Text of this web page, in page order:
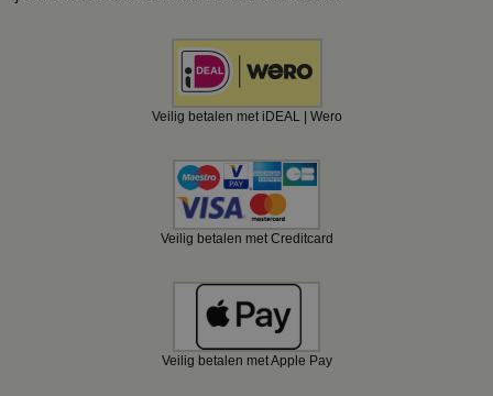
Veilig betalen met iDEAL | Wero
Veilig betalen met Creditcard
Veilig betalen met Apple Pay